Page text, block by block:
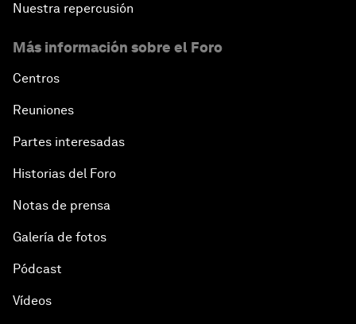
Nuestra repercusión
Más información sobre el Foro
Centros
Reuniones
Partes interesadas
Historias del Foro
Notas de prensa
Galería de fotos
Pódcast
Vídeos